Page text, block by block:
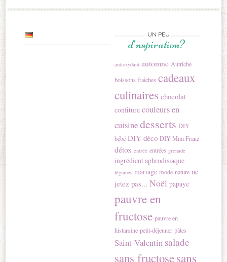
UN PEU
d’nspiration?
antioxydant automne Autriche
boissons fraîches cadeaux
culinaires chocolat
confiture couleurs en
cuisinedesserts DIY
bébé DIY déco DIY Mini Franz
détox entrée entrées grenade
ingrédient aphrodisiaque
légumes mariage mode nature ne
jetez pas... Noël papaye
pauvre en
fructose pauvre en
histamine petit-déjeuner pâtes
Saint-Valentin salade
sans fructosesans